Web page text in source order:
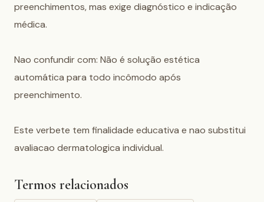
preenchimentos, mas exige diagnóstico e indicação
médica.
Nao confundir com: Não é solução estética
automática para todo incômodo após
preenchimento.
Este verbete tem finalidade educativa e nao substitui
avaliacao dermatologica individual.
Termos relacionados